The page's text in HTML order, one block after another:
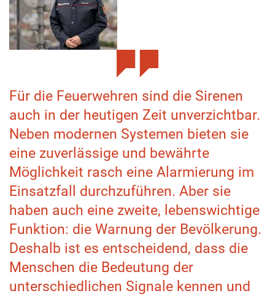
Für die Feuerwehren sind die Sirenen
auch in der heutigen Zeit unverzichtbar.
Neben modernen Systemen bieten sie
eine zuverlässige und bewährte
Möglichkeit rasch eine Alarmierung im
Einsatzfall durchzuführen. Aber sie
haben auch eine zweite, lebenswichtige
Funktion: die Warnung der Bevölkerung.
Deshalb ist es entscheidend, dass die
Menschen die Bedeutung der
unterschiedlichen Signale kennen und